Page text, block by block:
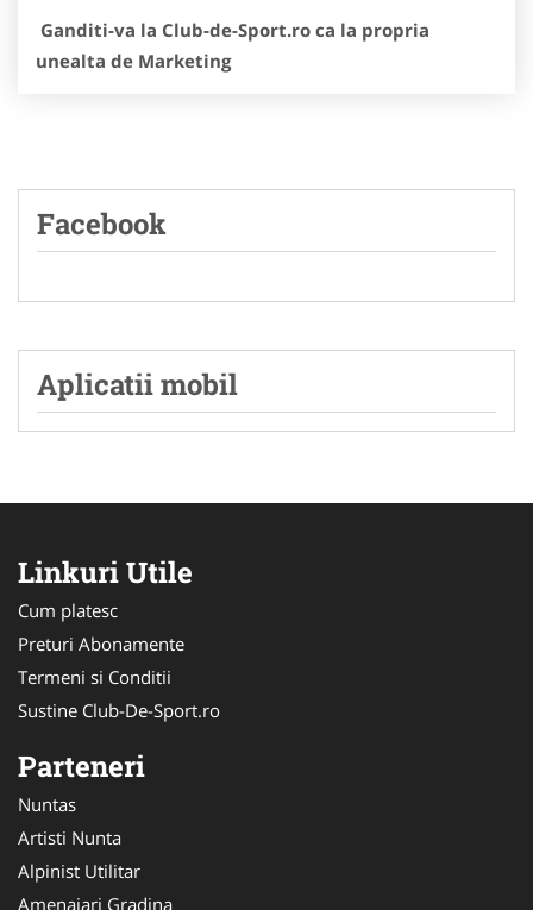
Ganditi-va la Club-de-Sport.ro ca la propria
unealta de Marketing
Facebook
Aplicatii mobil
Linkuri Utile
Cum platesc
Preturi Abonamente
Termeni si Conditii
Sustine Club-De-Sport.ro
Parteneri
Nuntas
Artisti Nunta
Alpinist Utilitar
Amenajari Gradina